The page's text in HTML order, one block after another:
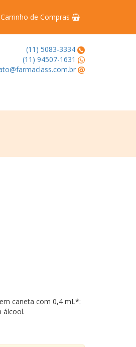
Carrinho de Compras
(11) 5083-3334
(11) 94507-1631
caneta com 0,4 mL*:
álcool.